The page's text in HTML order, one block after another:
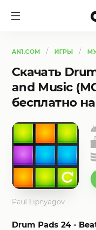
AN1.COM ИГРЫ
Скачать
and Music
бесплатно
Paul Lipnyagov
Drum Pads 24 -